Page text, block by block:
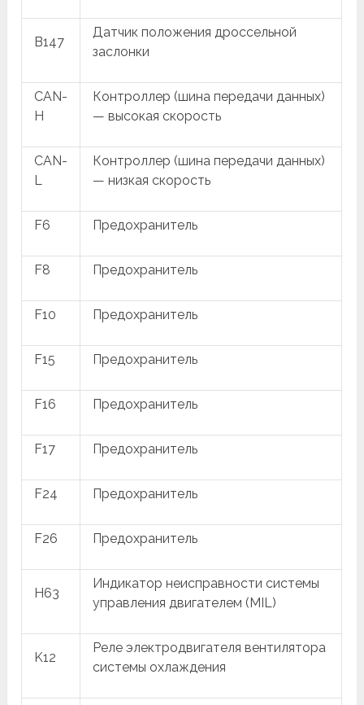
B147
Датчик положения дроссельной
заслонки
CAN-
H
Контроллер (шина передачи данных)
— высокая скорость
CAN-
L
Контроллер (шина передачи данных)
— низкая скорость
F6 Предохранитель
F8 Предохранитель
F10 Предохранитель
F15 Предохранитель
F16 Предохранитель
F17 Предохранитель
F24 Предохранитель
F26 Предохранитель
H63
Индикатор неисправности системы
управления двигателем (MIL)
K12
Реле электродвигателя вентилятора
системы охлаждения